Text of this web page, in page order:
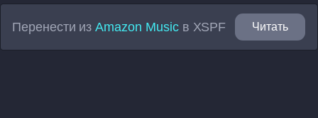
Перенести изAmazon Musicв XSPF Читать